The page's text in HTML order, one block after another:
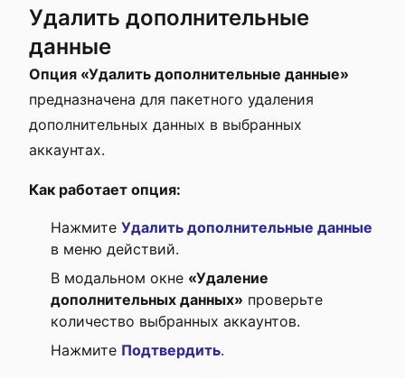
Удалить дополнительные
данные
Опция «Удалить дополнительные данные»
предназначена для пакетного удаления
дополнительных данных в выбранных
аккаунтах.
Как работает опция:
Нажмите Удалить дополнительные данные
в меню действий.
В модальном окне «Удаление
дополнительных данных» проверьте
количество выбранных аккаунтов.
Нажмите Подтвердить.